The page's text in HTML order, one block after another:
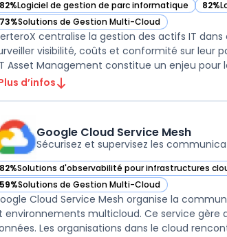
82%Logiciel de gestion de parc informatique
voir CerteroX dans cette catégorie 82%
—
73%Solutions de Gestion Multi-Cloud
voir CerteroX dans cette catégorie
centralise la gestion des actifs IT
visibilité, coûts et conformité sur leur
Asset Management constitue un enjeu pour
d’infos
Google Cloud Service Mesh
Sécurisez et supervisez les
82%Solutions d'observabilité pour infrastructures
voir Google Cloud Service Mesh dans cette
59%Solutions de Gestion Multi-Cloud
voir Google Cloud Service Mesh dans cette
Cloud Service Mesh organise la
environnements multicloud. Ce service
Les organisations dans le cloud